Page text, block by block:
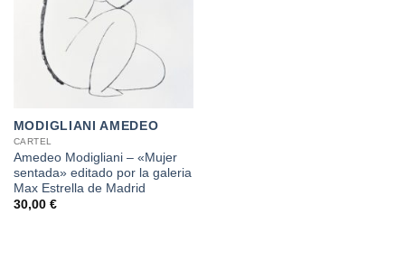
MODIGLIANI AMEDEO
CARTEL
Amedeo Modigliani – «Mujer
sentada» editado por la galeria
Max Estrella de Madrid
30,00 €